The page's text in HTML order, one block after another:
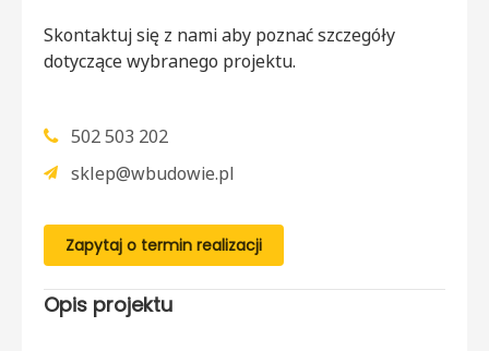
Skontaktuj się z nami aby poznać szczegóły
dotyczące wybranego projektu.
502 503 202
sklep@wbudowie.pl
Zapytaj o termin realizacji
Opis projektu